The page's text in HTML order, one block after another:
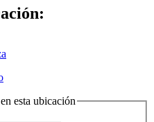
esta ubicación